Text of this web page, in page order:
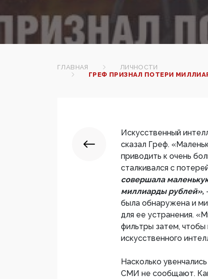
ГЛАВНАЯ
ЛИЧНОСТИ
ГРЕФ ПРИЗНАЛ ПОТЕРИ
Искусственный
сказал Греф.
приводить к очень
сталкивался с
совершала
миллиарды рублей»,
была обнаружена и
для ее устранения.
фильтры затем, чтобы
искусственного
Насколько
СМИ не сообщают.